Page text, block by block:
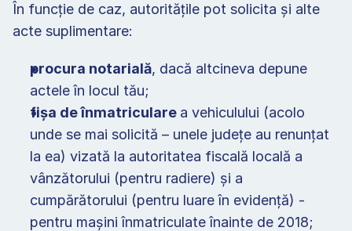
În funcție de caz, autoritățile pot solicita și alte
acte suplimentare:
procura notarială, dacă altcineva depune
actele în locul tău;
fișa de înmatriculare a vehiculului (acolo
unde se mai solicită – unele județe au renunțat
la ea) vizată la autoritatea fiscală locală a
vânzătorului (pentru radiere) și a
cumpărătorului (pentru luare în evidență) -
pentru mașini înmatriculate înainte de 2018;